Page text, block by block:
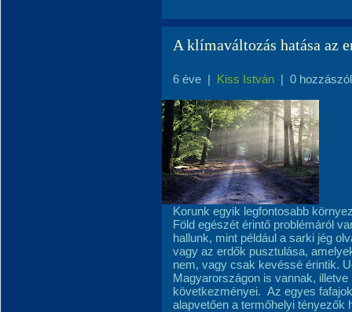
A klímaváltozás hatása az
6 éve | Kiss István | 0
Korunk egyik legfontosabb
Föld egészét érintő problémáról
hallunk, mint például a sarki jég
vagy az erdők pusztulása,
nem, vagy csak kevéssé érintik.
Magyarországon is vannak,
következményei. Az egyes
alapvetően a termőhelyi tényezők